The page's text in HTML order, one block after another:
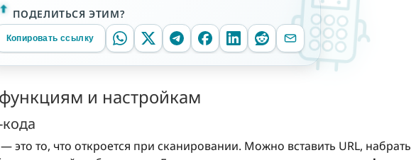
ПОДЕЛИТЬСЯ ЭТИМ?
Копировать ссылку
и настройкам
— это то, что откроется при сканировании. Можно вставить URL, набрать